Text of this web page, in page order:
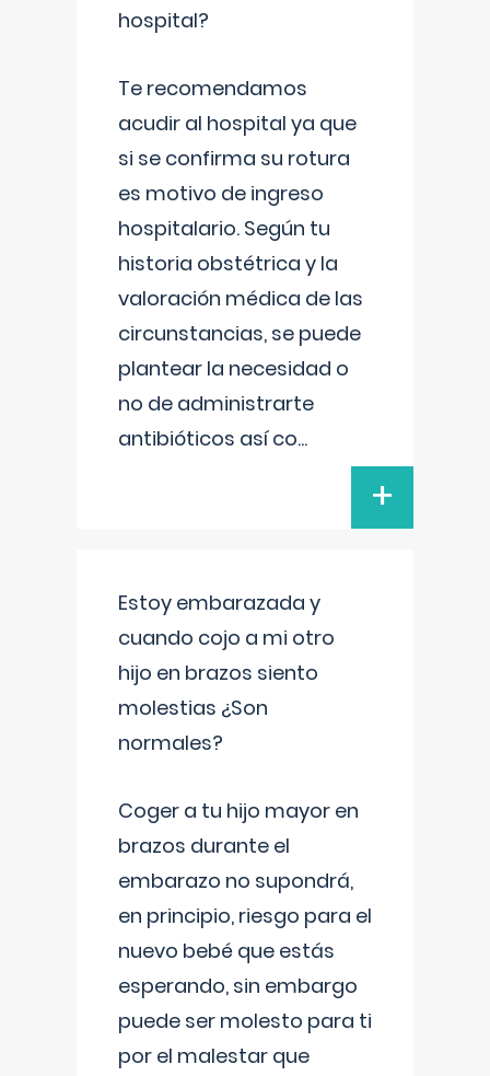
hospital?
Te recomendamos
acudir al hospital ya que
si se confirma su rotura
es motivo de ingreso
hospitalario. Según tu
historia obstétrica y la
valoración médica de las
circunstancias, se puede
plantear la necesidad o
no de administrarte
antibióticos así co...
+
Estoy embarazada y
cuando cojo a mi otro
hijo en brazos siento
molestias ¿Son
normales?
Coger a tu hijo mayor en
brazos durante el
embarazo no supondrá,
en principio, riesgo para el
nuevo bebé que estás
esperando, sin embargo
puede ser molesto para ti
por el malestar que